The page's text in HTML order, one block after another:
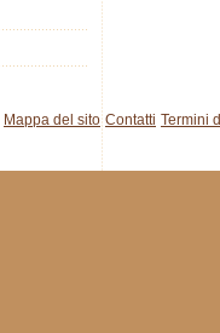
Mappa del sito Contatti Termini